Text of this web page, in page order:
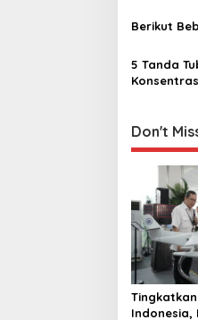
i
i
Berikut
5 Tanda
Don't
Tingkatkan
Indonesia,